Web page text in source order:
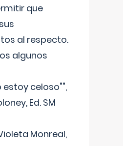
que
al respecto.
algunos
estoy celoso"",
Ed. SM
Monreal,